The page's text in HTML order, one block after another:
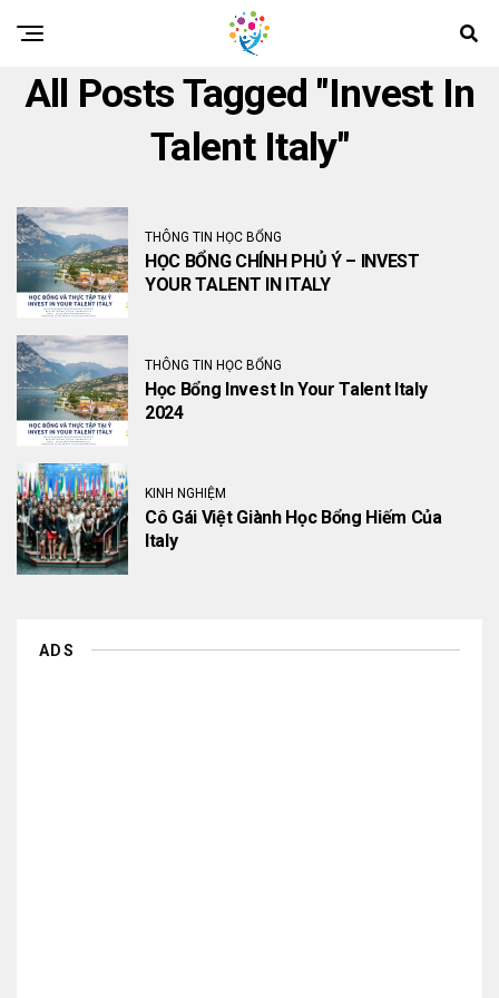
All Posts Tagged "Invest In
Talent Italy"
THÔNG TIN HỌC BỔNG
HỌC BỔNG CHÍNH PHỦ Ý – INVEST
YOUR TALENT IN ITALY
THÔNG TIN HỌC BỔNG
Học Bổng Invest In Your Talent Italy
2024
KINH NGHIỆM
Cô Gái Việt Giành Học Bổng Hiếm Của
Italy
ADS